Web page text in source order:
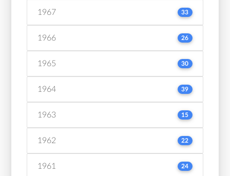
1967 33
1966 26
1965 30
1964 39
1963 15
1962 22
1961 24